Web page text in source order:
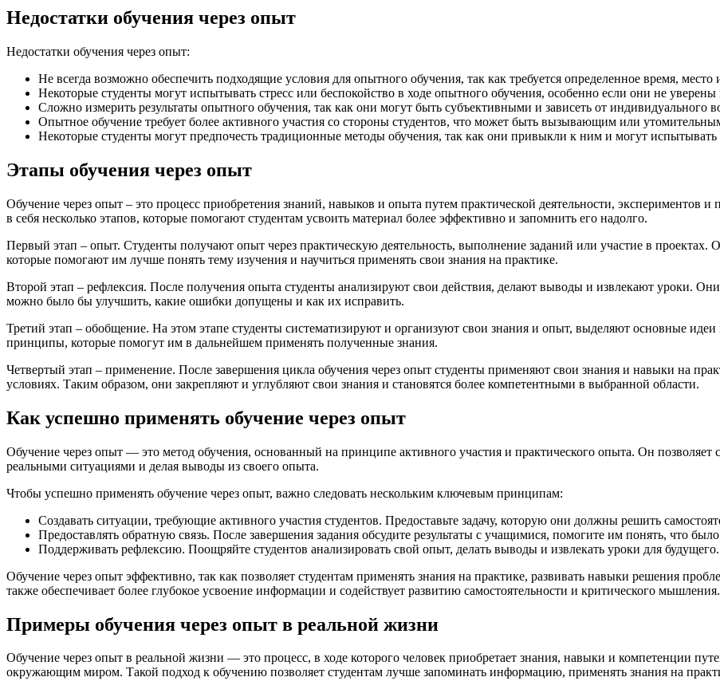
Недостатки обучения через опыт
Недостатки обучения через опыт:
Не всегда возможно обеспечить подходящие условия для опытного обучения, так как требуется определенное время,
Некоторые студенты могут испытывать стресс или беспокойство в ходе опытного обучения, особенно если они не
Сложно измерить результаты опытного обучения, так как они могут быть субъективными и зависеть от индивидуального
Опытное обучение требует более активного участия со стороны студентов, что может быть вызывающим или
Некоторые студенты могут предпочесть традиционные методы обучения, так как они привыкли к ним и могут испытывать
Этапы обучения через опыт
Обучение через опыт – это процесс приобретения знаний, навыков и опыта путем практической деятельности,
в себя несколько этапов, которые помогают студентам усвоить материал более эффективно и запомнить его надолго.
Первый этап – опыт. Студенты получают опыт через практическую деятельность, выполнение заданий или участие в
которые помогают им лучше понять тему изучения и научиться применять свои знания на практике.
Второй этап – рефлексия. После получения опыта студенты анализируют свои действия, делают выводы и извлекают уроки.
можно было бы улучшить, какие ошибки допущены и как их исправить.
Третий этап – обобщение. На этом этапе студенты систематизируют и организуют свои знания и опыт, выделяют основные
принципы, которые помогут им в дальнейшем применять полученные знания.
Четвертый этап – применение. После завершения цикла обучения через опыт студенты применяют свои знания и навыки на
условиях. Таким образом, они закрепляют и углубляют свои знания и становятся более компетентными в выбранной области.
Как успешно применять обучение через опыт
Обучение через опыт — это метод обучения, основанный на принципе активного участия и практического опыта. Он позволяет
реальными ситуациями и делая выводы из своего опыта.
Чтобы успешно применять обучение через опыт, важно следовать нескольким ключевым принципам:
Создавать ситуации, требующие активного участия студентов. Предоставьте задачу, которую они должны решить
Предоставлять обратную связь. После завершения задания обсудите результаты с учащимися, помогите им понять, что
Поддерживать рефлексию. Поощряйте студентов анализировать свой опыт, делать выводы и извлекать уроки для будущего.
Обучение через опыт эффективно, так как позволяет студентам применять знания на практике, развивать навыки решения
также обеспечивает более глубокое усвоение информации и содействует развитию самостоятельности и критического мышления.
Примеры обучения через опыт в реальной жизни
Обучение через опыт в реальной жизни — это процесс, в ходе которого человек приобретает знания, навыки и компетенции
окружающим миром. Такой подход к обучению позволяет студентам лучше запоминать информацию, применять знания на